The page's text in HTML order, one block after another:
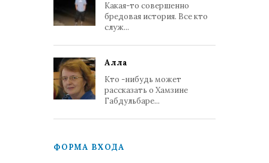
Какая-то совершенно
бредовая история. Все кто
служ...
Алла
Кто -нибудь может
рассказать о Хамзине
Габдульбаре...
ФОРМА ВХОДА